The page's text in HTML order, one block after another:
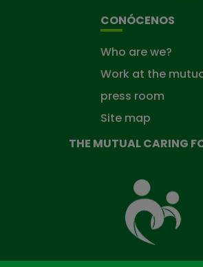
CONÓCENOS
Who are we?
Work at the
press room
Site map
THE MUTUAL CARING
Mutual
Fund
that
takes